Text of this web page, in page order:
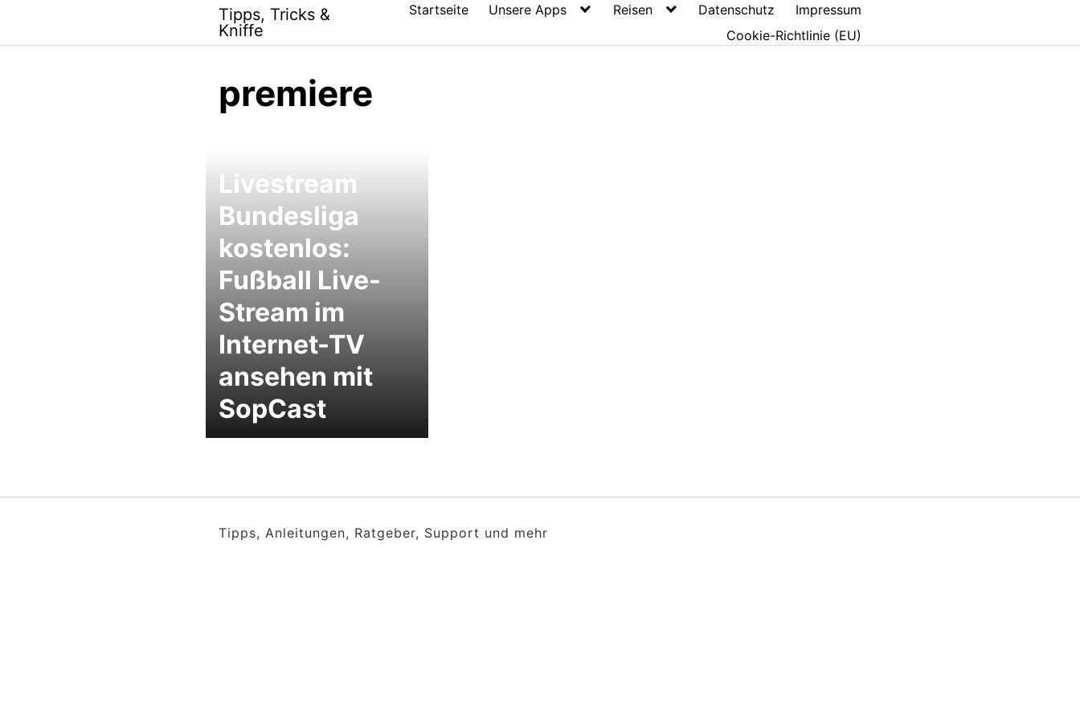
content
Tipps, Tricks &
Kniffe
Startseite Unsere Apps Reisen Datenschutz
Impressum
Cookie-Richtlinie (EU)
premiere
Livestream
Bundesliga
kostenlos:
Fußball Live-
Stream im
Internet-TV
ansehen mit
SopCast
Tipps, Anleitungen, Ratgeber, Support und mehr